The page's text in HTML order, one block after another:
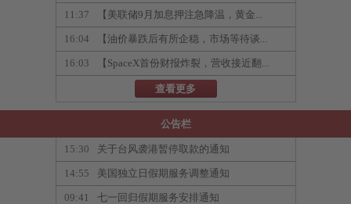
11:37 【美联储9月加息押注急降温，黄金...
16:04 【油价暴跌后有所企稳，市场等待谈...
16:03 【SpaceX首份财报炸裂，营收接近翻...
查看更多
公告栏
15:30 关于台风袭港暂停取款的通知
14:55 美国独立日假期服务调整通知
09:41 七一回归假期服务安排通知